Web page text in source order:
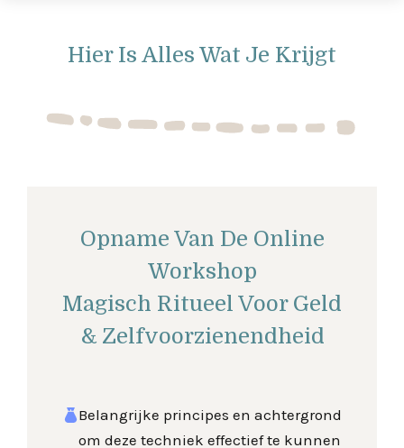
Hier Is Alles Wat Je Krijgt
Opname Van De Online
Workshop
Magisch Ritueel Voor Geld
& Zelfvoorzienendheid
Belangrijke principes en achtergrond
om deze techniek effectief te kunnen